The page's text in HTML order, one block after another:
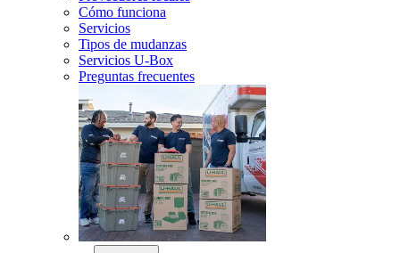
Cómo funciona
Servicios
Tipos de mudanzas
Servicios U-Box
Preguntas frecuentes